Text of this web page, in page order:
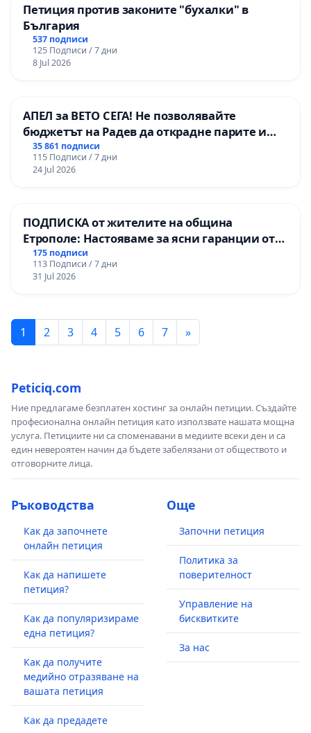
Петиция против законите "бухалки" в
България
537 подписи
125 Подписи / 7 дни
8 Jul 2026
АПЕЛ за ВЕТО СЕГА! Не позволявайте
бюджетът на Радев да открадне парите и
правата ни в тъмното
35 861 подписи
115 Подписи / 7 дни
24 Jul 2026
ПОДПИСКА от жителите на община
Етрополе: Настояваме за ясни гаранции от
“Елаците-МЕД” АД и от държавата, че ще се
изпълнят всички екологични норми!
175 подписи
113 Подписи / 7 дни
31 Jul 2026
1 2 3 4 5 6 7 »
Peticiq.com
Ние предлагаме безплатен хостинг за онлайн петиции. Създайте
професионална онлайн петиция като използвате нашата мощна
услуга. Петициите ни са споменавани в медиите всеки ден и са
един невероятен начин да бъдете забелязани от обществото и
отговорните лица.
Ръководства
Как да започнете
онлайн петиция
Как да напишете
петиция?
Как да популяризираме
една петиция?
Как да получите
медийно отразяване на
вашата петиция
Как да предадете
Още
Започни петиция
Политика за
поверителност
Управление на
бисквитките
За нас